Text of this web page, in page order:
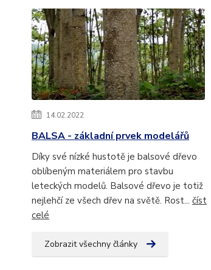
14.02.2022
BALSA - základní prvek modelářů
Díky své nízké hustotě je balsové dřevo
oblíbeným materiálem pro stavbu
leteckých modelů. Balsové dřevo je totiž
nejlehčí ze všech dřev na světě. Rost... číst
celé
Zobrazit všechny články